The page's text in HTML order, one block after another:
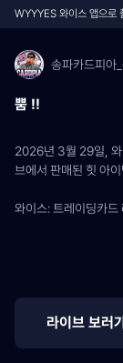
WYYYES 와이스 앱으로
송파카드피아
뿜 !!
2026년 3월 29일, 와
브에서 판매된 힛 아
와이스: 트레이딩카
라이브 보러